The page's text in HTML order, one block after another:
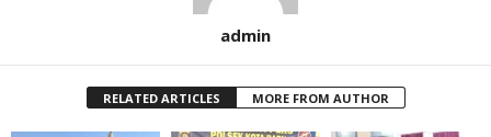
admin
RELATED ARTICLES MORE FROM AUTHOR